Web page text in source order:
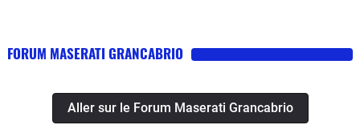
FORUM MASERATI GRANCABRIO
Aller sur le Forum Maserati Grancabrio